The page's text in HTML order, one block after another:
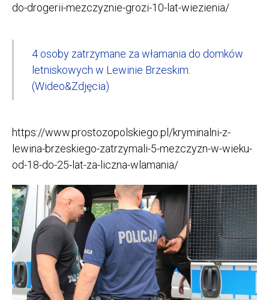
do-drogerii-mezczyznie-grozi-10-lat-wiezienia/
4 osoby zatrzymane za włamania do domków
letniskowych w Lewinie Brzeskim.
(Wideo&Zdjęcia)
https://www.prostozopolskiego.pl/kryminalni-z-
lewina-brzeskiego-zatrzymali-5-mezczyzn-w-wieku-
od-18-do-25-lat-za-liczna-wlamania/